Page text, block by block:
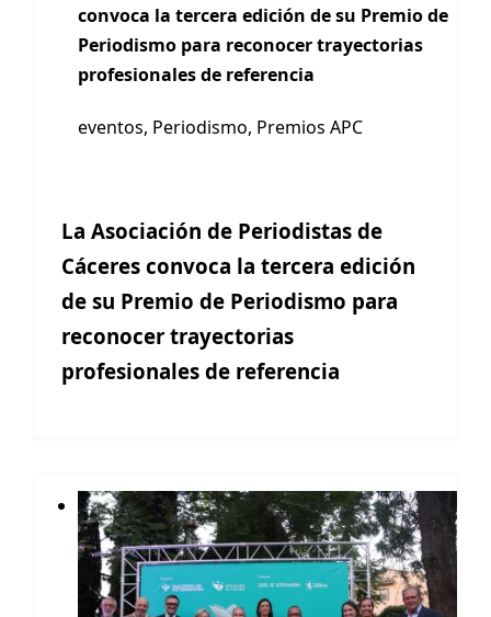
convoca la tercera edición de su Premio de
Periodismo para reconocer trayectorias
profesionales de referencia
eventos, Periodismo, Premios APC
La Asociación de Periodistas de
Cáceres convoca la tercera edición
de su Premio de Periodismo para
reconocer trayectorias
profesionales de referencia